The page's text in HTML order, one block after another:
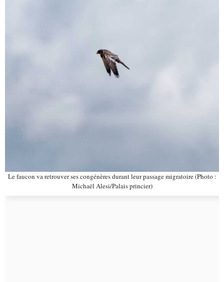
Le faucon va retrouver ses congénères durant leur passage migratoire (Photo :
Michaël Alesi/Palais princier)